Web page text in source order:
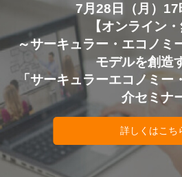
7月28日（月）17
【オンライン・
～サーキュラー・エコノミ
モデルを創造
「サーキュラーエコノミー
介セミナ
詳しくはこち